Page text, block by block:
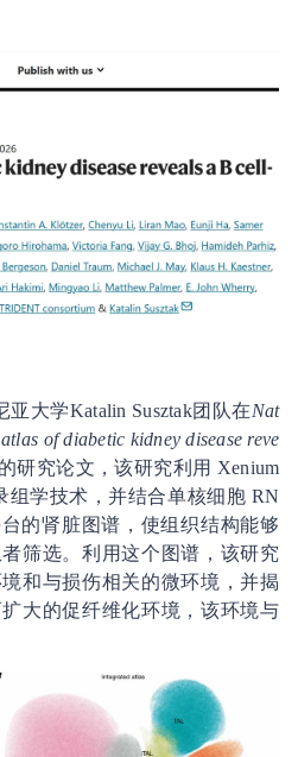
大学Katalin Susztak团队在Nat
of diabetic kidney disease reve
的研究论文，该研究利用 Xenium
组学技术，并结合单核细胞 RN
的肾脏图谱，使组织结构能够
筛选。利用这个图谱，该研究
和与损伤相关的微环境，并揭
大的促纤维化环境，该环境与